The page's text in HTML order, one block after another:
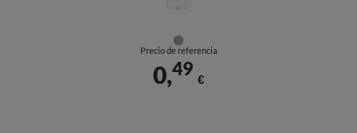
Precio de referencia
0,49
€